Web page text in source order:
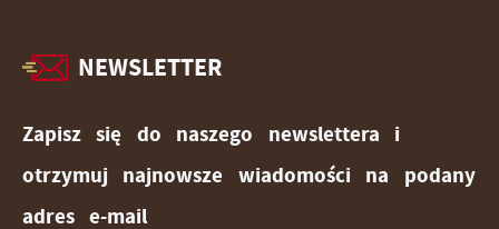
NEWSLETTER
Zapisz się do naszego newslettera i
otrzymuj najnowsze wiadomości na podany
adres e-mail